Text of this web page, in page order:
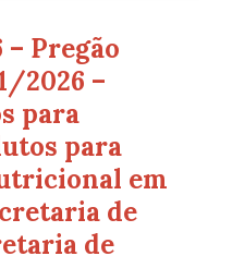
Pregão
2026 –
para
para
em
de
de